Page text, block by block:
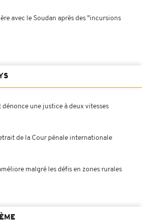
avec le Soudan après des "incursions
dénonce une justice à deux vitesses
de la Cour pénale internationale
malgré les défis en zones rurales